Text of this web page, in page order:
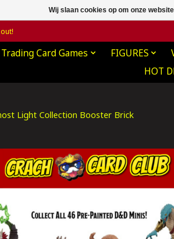
Trading Card Games FIGURES
HOT
Light Collection Booster Brick
Items
Wij slaan cookies op om onze